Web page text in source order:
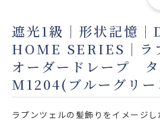
製品をさがす
店舗をさがす
私たちのこだわり
遮光1級｜形状記憶
HOME SERIES｜ラ
オーダードレープ
M1204(ブルーグリー
ラプンツェルの髪飾りをイメージし